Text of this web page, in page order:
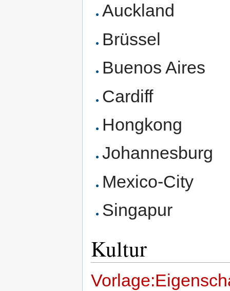
Auckland
Brüssel
Buenos Aires
Cardiff
Hongkong
Johannesburg
Mexico-City
Singapur
Kultur